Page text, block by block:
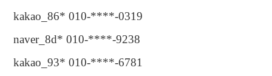
kakao_86* 010-****-0319
naver_8d* 010-****-9238
kakao_93* 010-****-6781